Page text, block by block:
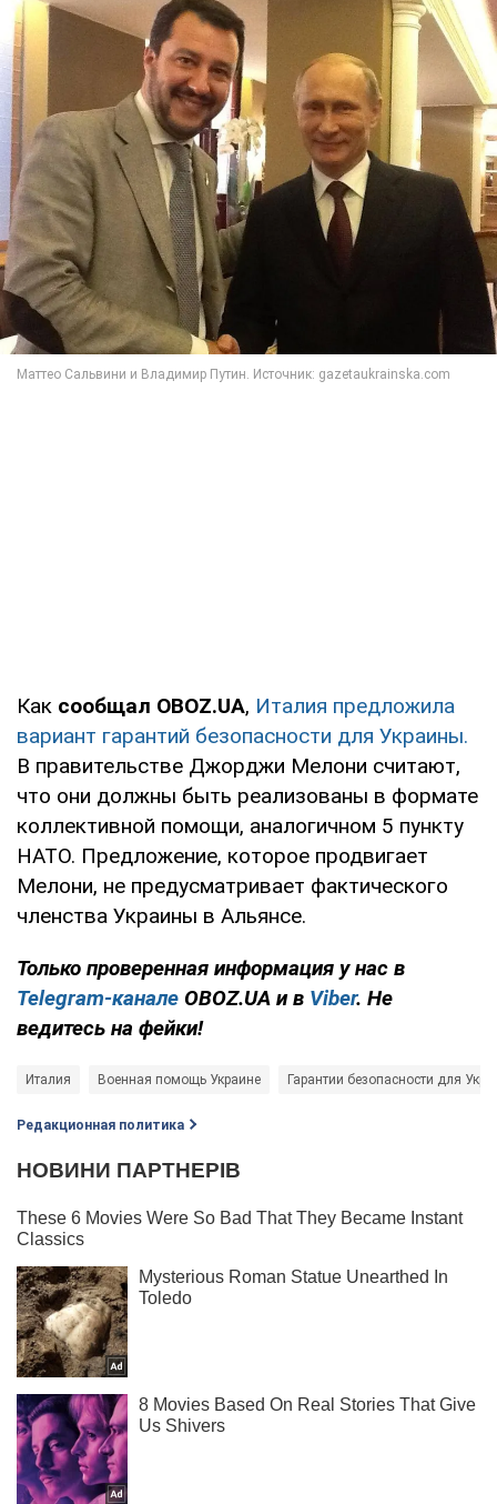
Как сообщал OBOZ.UA, Италия предложила
вариант гарантий безопасности для Украины.
В правительстве Джорджи Мелони считают,
что они должны быть реализованы в формате
коллективной помощи, аналогичном 5 пункту
НАТО. Предложение, которое продвигает
Мелони, не предусматривает фактического
членства Украины в Альянсе.
Только проверенная информация у нас в
Telegram-канале OBOZ.UA и в Viber. Не
ведитесь на фейки!
Италия Военная помощь Украине Гарантии безопасности для
Редакционная политика